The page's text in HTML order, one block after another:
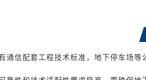
通信配套工程技术标准，地下停车场等